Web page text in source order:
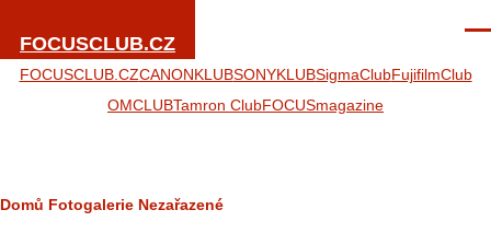
FOCUSCLUB.CZ
FOCUSCLUB.CZCANONKLUBSONYKLUBSigmaClubFujifilmClub
OMCLUBTamron ClubFOCUSmagazine
Drobečková
Domů Fotogalerie Nezařazené